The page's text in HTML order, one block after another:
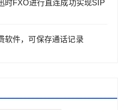
时FXO进行直连成功实现SIP
软件，可保存通话记录